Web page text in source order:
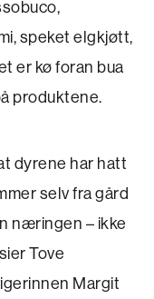
speket elgkjøtt,
er kø foran bua
produktene.
dyrene har hatt
selv fra gård
næringen – ikke
Tove
Margit